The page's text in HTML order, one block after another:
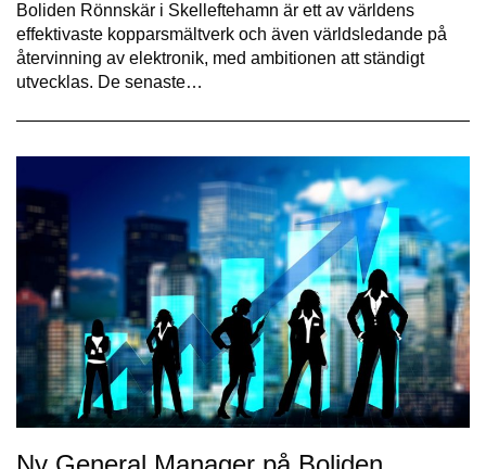
Boliden Rönnskär i Skelleftehamn är ett av världens
effektivaste kopparsmältverk och även världsledande på
återvinning av elektronik, med ambitionen att ständigt
utvecklas. De senaste…